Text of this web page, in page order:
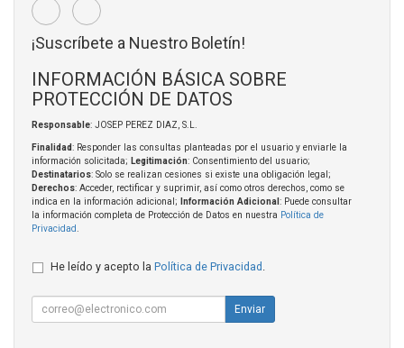
¡Suscríbete a Nuestro Boletín!
INFORMACIÓN BÁSICA SOBRE
PROTECCIÓN DE DATOS
Responsable: JOSEP PEREZ DIAZ, S.L.
Finalidad: Responder las consultas planteadas por el usuario y enviarle la
información solicitada; Legitimación: Consentimiento del usuario;
Destinatarios: Solo se realizan cesiones si existe una obligación legal;
Derechos: Acceder, rectificar y suprimir, así como otros derechos, como se
indica en la información adicional;
Información Adicional : Puede consultar
la información completa de Protección de Datos en nuestra Política de
Privacidad
He leído y acepto la Política de Privacidad
Enviar